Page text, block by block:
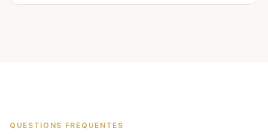
QUESTIONS FRÉQUENTES